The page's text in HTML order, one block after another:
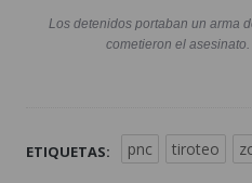
Los detenidos portaban un arma
cometieron el asesinato.
ETIQUETAS: pnc tiroteo